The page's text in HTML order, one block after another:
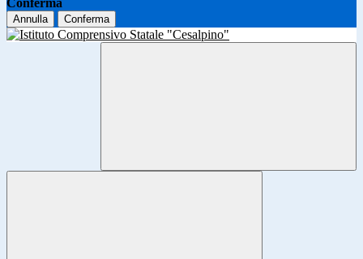
Conferma
Annulla Conferma